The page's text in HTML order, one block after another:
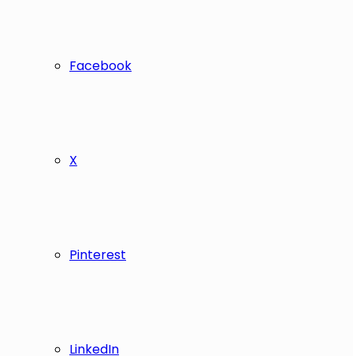
Facebook
X
Pinterest
LinkedIn